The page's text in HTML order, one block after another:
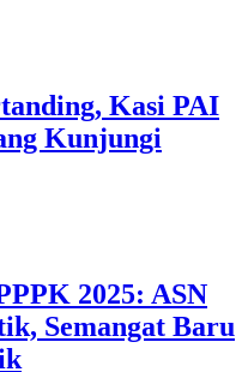
Kasi PAI
Kunjungi
2025: ASN
Semangat Baru